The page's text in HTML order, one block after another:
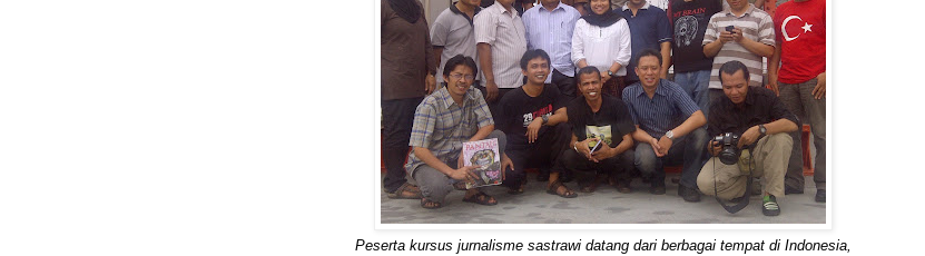
Peserta kursus jurnalisme sastrawi datang dari berbagai tempat di Indonesia,